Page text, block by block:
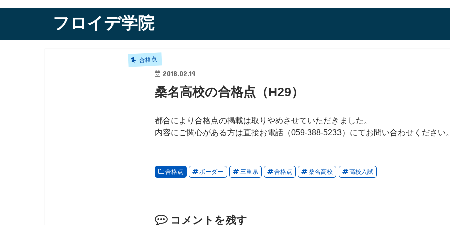
フロイデ学院
合格点
2018.02.19
桑名高校の合格点（H29）
都合により合格点の掲載は取りやめさせていただきました。
内容にご関心がある方は直接お電話（059-388-5233）にてお問い合わせください
合格点 ボーダー 三重県 合格点 桑名高校 高校入試
コメントを残す